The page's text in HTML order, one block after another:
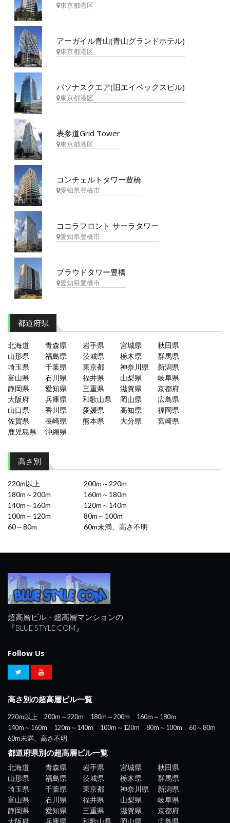
東京都港区
アーガイル青山(青山グランドホテル)
東京都港区
パソナスクエア(旧エイベックスビル)
東京都港区
表参道Grid Tower
東京都港区
コンチェルトタワー豊橋
愛知県豊橋市
ココラフロント サーラタワー
愛知県豊橋市
プラウドタワー豊橋
愛知県豊橋市
都道府県
北海道 青森県 岩手県 宮城県
秋田県
山形県
福島県 茨城県 栃木県
群馬県
埼玉県
千葉県 東京都 神奈川県
新潟県
富山県
石川県 福井県 山梨県
岐阜県
静岡県
愛知県 三重県 滋賀県
京都府
大阪府
兵庫県 和歌山県 岡山県
広島県
山口県
香川県 愛媛県 高知県
福岡県
佐賀県
長崎県 熊本県 大分県
宮崎県
鹿児島県
沖縄県
高さ別
220m以上
200m～220m
180m～200m
160m～180m
140m～160m
120m～140m
100m～120m
80m～100m
60～80m
60m未満、高さ不明
超高層ビル・超高層マンションの
『BLUE STYLE COM』
Follow Us
高さ別の超高層ビル一覧
220m以上 200m～220m 180m～200m
160m～180m
140m～160m
120m～140m 100m～120m 80m～100m
60～80m
60m未満、高さ不明
都道府県別の超高層ビル一覧
北海道 青森県 岩手県 宮城県
秋田県
山形県
福島県 茨城県 栃木県
群馬県
埼玉県
千葉県 東京都 神奈川県
新潟県
富山県
石川県 福井県 山梨県
岐阜県
静岡県
愛知県 三重県 滋賀県
京都府
大阪府
兵庫県 和歌山県 岡山県 広島県